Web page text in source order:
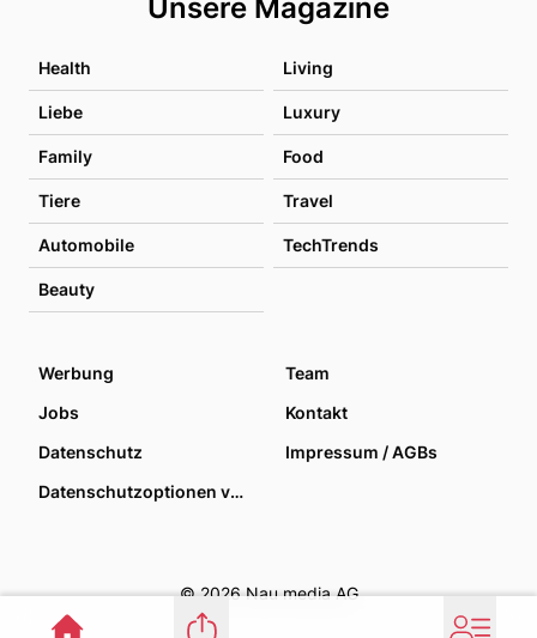
Unsere Magazine
Health Living
Liebe Luxury
Family Food
Tiere Travel
Automobile TechTrends
Beauty
Werbung
Team
Jobs
Kontakt
Datenschutz
Impressum / AGBs
Datenschutzoptionen verwalten
© 2026 Nau media AG